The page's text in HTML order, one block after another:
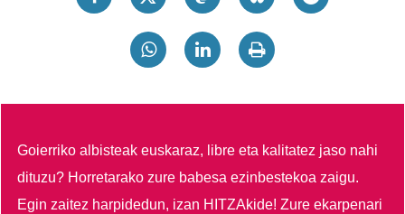
Goierriko albisteak euskaraz, libre eta kalitatez jaso nahi
dituzu? Horretarako zure babesa ezinbestekoa zaigu.
Egin zaitez harpidedun, izan HITZAkide!Zure ekarpenari